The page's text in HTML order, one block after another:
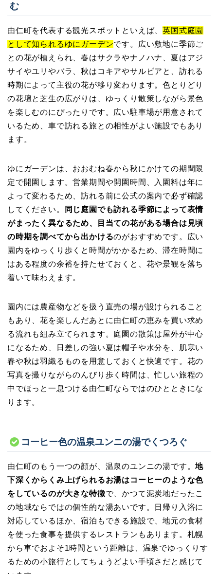
む
由仁町を代表する観光スポットといえば、英国式庭園
として知られるゆにガーデンです。広い敷地に季節ご
との花が植えられ、春はサクラやナノハナ、夏はアジ
サイやユリやバラ、秋はコキアやサルビアと、訪れる
時期によって主役の花が移り変わります。色とりどり
の花壇と芝生の広がりは、ゆっくり散策しながら景色
を楽しむのにぴったりです。広い駐車場が用意されて
いるため、車で訪れる旅との相性がよい施設でもあり
ます。
ゆにガーデンは、おおむね春から秋にかけての期間限
定で開園します。営業期間や開園時間、入園料は年に
よって変わるため、訪れる前に公式の案内で必ず確認
してください。
同じ庭園でも訪れる季節によって表情
がまったく異なるため、目当ての花がある場合は見頃
の時期を調べてから出かけるのがおすすめです。広い
園内をゆっくり歩くと時間がかかるため、滞在時間に
はある程度の余裕を持たせておくと、花や景観を落ち
着いて味わえます。
園内には農産物などを扱う直売の場が設けられること
もあり、花を楽しんだあとに由仁町の恵みを買い求め
る流れも組み立てられます。庭園の散策は屋外が中心
になるため、日差しの強い夏は帽子や水分を、肌寒い
春や秋は羽織るものを用意しておくと快適です。花の
写真を撮りながらのんびり歩く時間は、忙しい旅程の
中でほっと一息つける由仁町ならではのひとときにな
ります。
コーヒー色の温泉ユンニの湯でくつろぐ
由仁町のもう一つの顔が、温泉のユンニの湯です。地
下深くからくみ上げられるお湯はコーヒーのような色
をしているのが大きな特徴で、かつて泥炭地だったこ
の地域ならではの個性的な湯あいです。日帰り入浴に
対応しているほか、宿泊もできる施設で、地元の食材
を使った食事を提供するレストランもあります。札幌
から車でおよそ1時間という距離は、温泉でゆっくりす
るための小旅行としてちょうどよい手頃さだと感じて